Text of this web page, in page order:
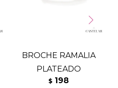
BROCHE RAMALIA
PLATEADO
$ 198